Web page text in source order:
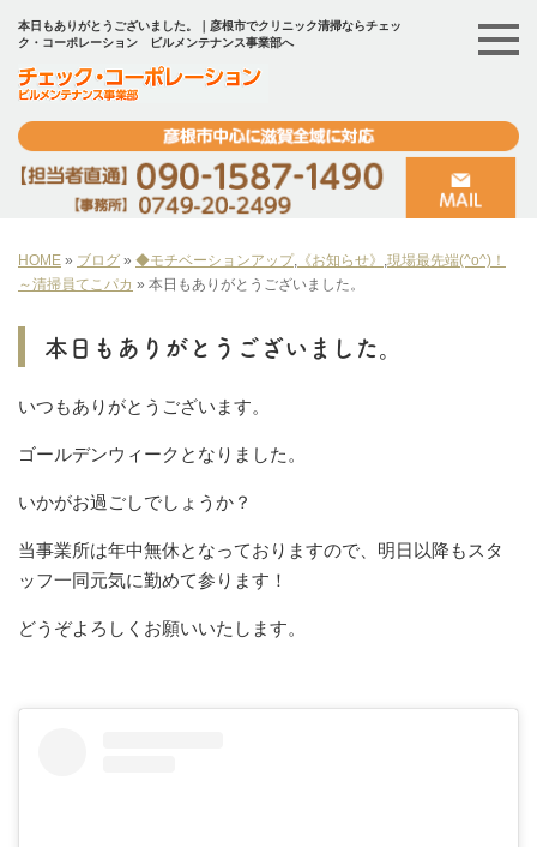
本日もありがとうございました。｜彦根市でクリニック清掃ならチェッ
ク・コーポレーション ビルメンテナンス事業部へ
HOME » ブログ » ◆モチベーションアップ, 《お知らせ》 ,現場最先端(^o^)！
～清掃員てこパカ » 本日もありがとうございました。
本日もありがとうございました。
いつもありがとうございます。
ゴールデンウィークとなりました。
いかがお過ごしでしょうか？
当事業所は年中無休となっておりますので、明日以降もスタ
ッフ一同元気に勤めて参ります！
どうぞよろしくお願いいたします。